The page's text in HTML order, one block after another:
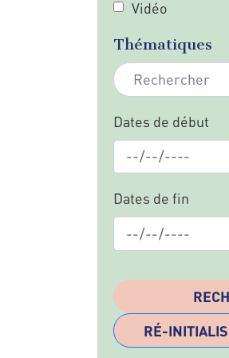
Vidéo
Thématiques
Dates de début
Dates de fin